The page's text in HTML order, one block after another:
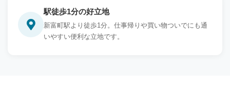
駅徒歩1分の好立地
新富町駅より徒歩1分。仕事帰りや買い物ついでにも通
いやすい便利な立地です。